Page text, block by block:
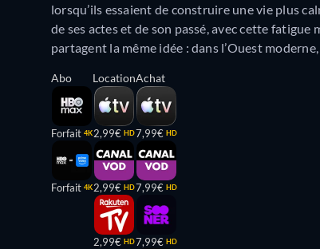
lorsqu’ils essaient de construire une vie plus
de ses actes et de son passé, avec cette
partagent la même idée : dans l’Ouest
Abo
Forfait 4K
Forfait 4K
Location
2,99€ HD
2,99€ HD
2,99€ HD
Achat
7,99€ HD
7,99€ HD
7,99€ HD